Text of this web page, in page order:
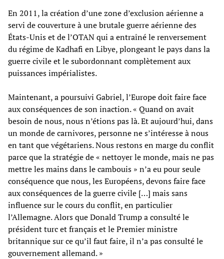
En 2011, la création d’une zone d’exclusion aérienne a
servi de couverture à une brutale guerre aérienne des
États-Unis et de l’OTAN qui a entraîné le renversement
du régime de Kadhafi en Libye, plongeant le pays dans la
guerre civile et le subordonnant complètement aux
puissances impérialistes.
Maintenant, a poursuivi Gabriel, l’Europe doit faire face
aux conséquences de son inaction. « Quand on avait
besoin de nous, nous n’étions pas là. Et aujourd’hui, dans
un monde de carnivores, personne ne s’intéresse à nous
en tant que végétariens. Nous restons en marge du conflit
parce que la stratégie de « nettoyer le monde, mais ne pas
mettre les mains dans le cambouis » n’a eu pour seule
conséquence que nous, les Européens, devons faire face
aux conséquences de la guerre civile […] mais sans
influence sur le cours du conflit, en particulier
l’Allemagne. Alors que Donald Trump a consulté le
président turc et français et le Premier ministre
britannique sur ce qu’il faut faire, il n’a pas consulté le
gouvernement allemand. »